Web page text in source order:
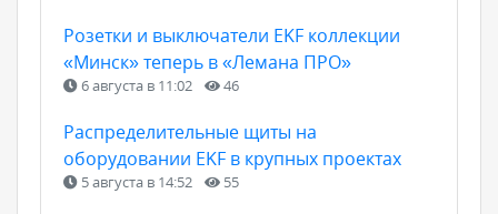
Розетки и выключатели EKF коллекции
«Минск» теперь в «Лемана ПРО»
6 августа в 11:02 46
Распределительные щиты на
оборудовании EKF в крупных проектах
5 августа в 14:52 55